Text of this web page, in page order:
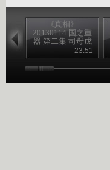
《真相》
20130114 国之重
器 第二集 司母戊
大方鼎 （下）
23:51